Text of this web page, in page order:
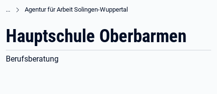
Agentur für Arbeit Solingen-Wuppertal
Hauptschule Oberbarmen
Berufsberatung